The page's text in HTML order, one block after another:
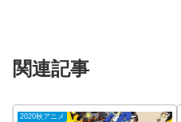
関連記事
2020秋アニメ